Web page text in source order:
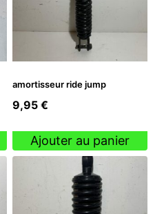
amortisseur ride jump
9,95 €
Ajouter au panier